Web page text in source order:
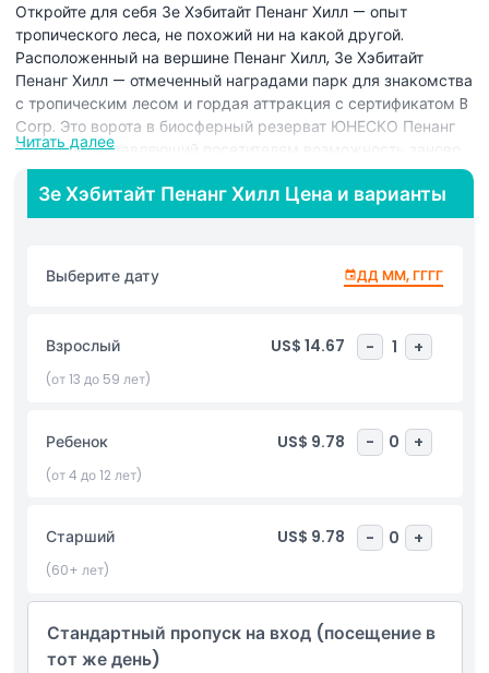
Откройте для себя Зе Хэбитайт Пенанг Хилл — опыт
тропического леса, не похожий ни на какой другой.
Расположенный на вершине Пенанг Хилл, Зе Хэбитайт
Пенанг Хилл — отмеченный наградами парк для знакомства
с тропическим лесом и гордая аттракция с сертификатом B
Corp. Это ворота в биосферный резерват ЮНЕСКО Пенанг
Хилл, предоставляющий посетителям возможность заново
познакомиться с природой в одном из самых
захватывающих природных уголков Малайзии.
Прогуляйтесь по природной тропе длиной 1,6 километра,
богатое разнообразие флоры и фауны, уникальных для
экосистемы Пенанга. От гигантских тропических деревьев
раскрывает что-то новое и увлекательное. Не пропустите
символическую Curtis Crest Tree Top Walk, самую высокую
доступную смотровую площадку на острове,
Для незабываемого приключения пройдитесь по Канопи Уок
Лэнгур Уэй, признанному самым длинным в мире двойным
подвесным канатным мостом, подвешенным среди кроны
энтузиастом экотуризма, Зе Хэбитайт Пенанг Хилл —
обязательное к посещению место, объединяющее
идеальное сочетание приключения и устойчивого развития
в сердце Пенанга.
Читать далее
Зе Хэбитайт Пенанг Хилл Цена и варианты
Выберите дату ДД ММ, ГГГГ
Взрослый US$ 14.67 - 1 +
(от 13 до 59 лет)
Ребенок US$ 9.78 - 0 +
(от 4 до 12 лет)
Старший US$ 9.78 - 0 +
(60+ лет)
Стандартный пропуск на вход (посещение в
тот же день)